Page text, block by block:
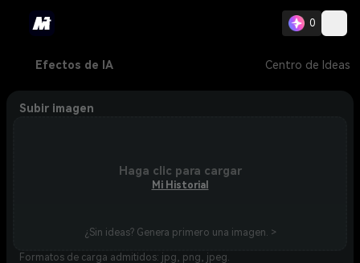
0
Efectos de IA Centro de Ideas
Subir imagen
Haga clic para cargar
Mi Historial
¿Sin ideas? Genera primero una imagen. >
Formatos de carga admitidos: jpg, png, jpeg.